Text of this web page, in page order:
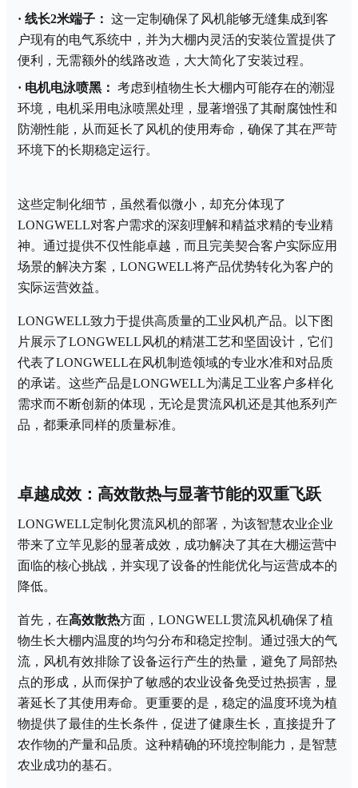
·线长2米端子：
这一定制确保了风机能够无缝集成到客
户现有的电气系统中，并为大棚内灵活的安装位置提供了
便利，无需额外的线路改造，大大简化了安装过程。
· 电机电泳喷黑：
考虑到植物生长大棚内可能存在的潮湿
环境，电机采用电泳喷黑处理，显著增强了其耐腐蚀性和
防潮性能，从而延长了风机的使用寿命，确保了其在严苛
环境下的长期稳定运行。
这些定制化细节，虽然看似微小，却充分体现了
LONGWELL对客户需求的深刻理解和精益求精的专业精
神。通过提供不仅性能卓越，而且完美契合客户实际应用
场景的解决方案，LONGWELL将产品优势转化为客户的
实际运营效益。
LONGWELL致力于提供高质量的工业风机产品。以下图
片展示了LONGWELL风机的精湛工艺和坚固设计，它们
代表了LONGWELL在风机制造领域的专业水准和对品质
的承诺。这些产品是LONGWELL为满足工业客户多样化
需求而不断创新的体现，无论是贯流风机还是其他系列产
品，都秉承同样的质量标准。
卓越成效：高效散热与显著节能的双重飞跃
LONGWELL定制化贯流风机的部署，为该智慧农业企业
带来了立竿见影的显著成效，成功解决了其在大棚运营中
面临的核心挑战，并实现了设备的性能优化与运营成本的
降低。
首先，在高效散热方面，LONGWELL贯流风机确保了植
物生长大棚内温度的均匀分布和稳定控制。通过强大的气
流，风机有效排除了设备运行产生的热量，避免了局部热
点的形成，从而保护了敏感的农业设备免受过热损害，显
著延长了其使用寿命。更重要的是，稳定的温度环境为植
物提供了最佳的生长条件，促进了健康生长，直接提升了
农作物的产量和品质。这种精确的环境控制能力，是智慧
农业成功的基石。